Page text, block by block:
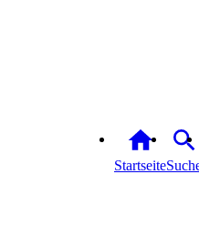
Startseite